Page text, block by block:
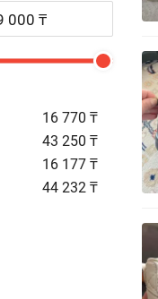
16 770 ₸
43 250 ₸
16 177 ₸
44 232 ₸